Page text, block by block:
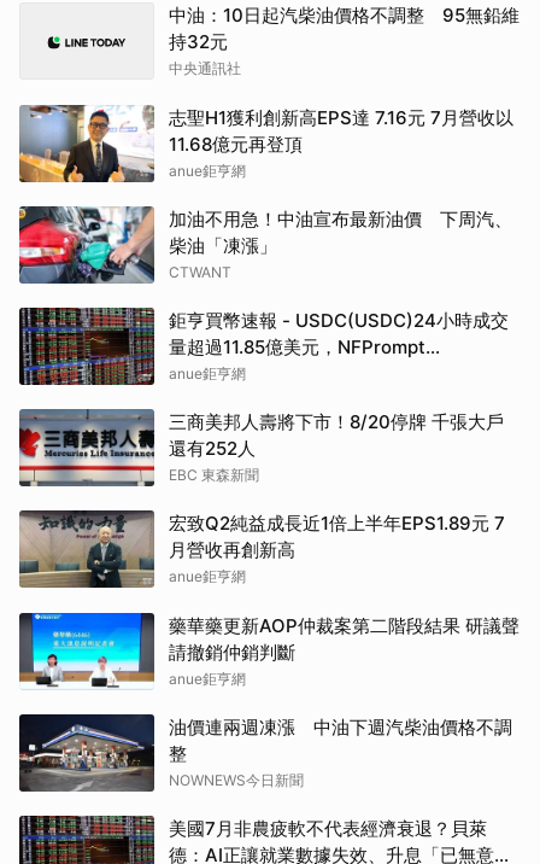
中油：10日起汽柴油價格不調整 95無鉛維
持32元
中央通訊社
志聖H1獲利創新高EPS達 7.16元 7月營收以
11.68億元再登頂
anue鉅亨網
加油不用急！中油宣布最新油價 下周汽、
柴油「凍漲」
CTWANT
鉅亨買幣速報 - USDC(USDC)24小時成交
量超過11.85億美元，NFPrompt
Token(NFP)24小時漲幅達66.2%
anue鉅亨網
三商美邦人壽將下市！8/20停牌 千張大戶
還有252人
EBC 東森新聞
宏致Q2純益成長近1倍上半年EPS1.89元 7
月營收再創新高
anue鉅亨網
藥華藥更新AOP仲裁案第二階段結果 研議聲
請撤銷仲銷判斷
anue鉅亨網
油價連兩週凍漲 中油下週汽柴油價格不調
整
NOWNEWS今日新聞
美國7月非農疲軟不代表經濟衰退？貝萊
德：AI正讓就業數據失效、升息「已無意